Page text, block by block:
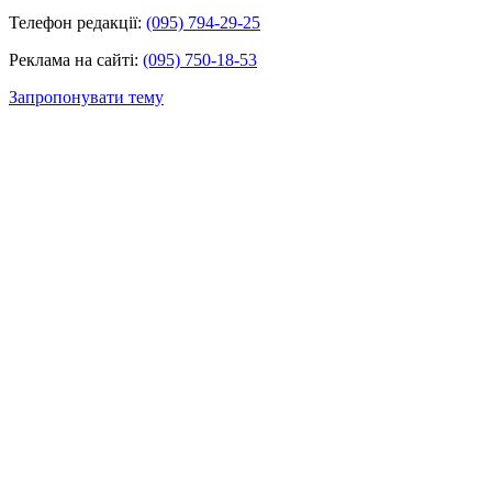
Телефон редакції: (095) 794-29-25
Реклама на сайті: (095) 750-18-53
Запропонувати тему